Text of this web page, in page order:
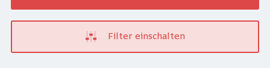
Filter einschalten